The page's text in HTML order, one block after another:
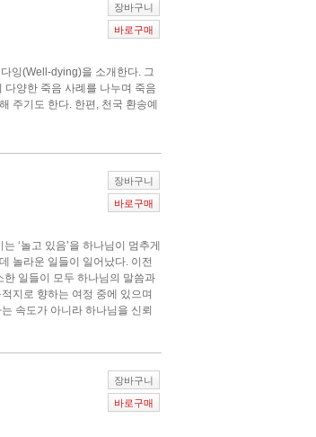
잉(Well-dying)을 소개한다. 그
양한 죽음 사례를 나누며 죽음
주기도 한다. 한편, 천국 환송예
장바구니
바로구매
‘놀고 있음’을 하나님이 멈추게
놀라운 일들이 일어났다. 이전
일들이 모두 하나님의 말씀과
지로 향하는 여정 중에 있으며
속도가 아니라 하나님을 신뢰
장바구니
바로구매
장바구니
바로구매